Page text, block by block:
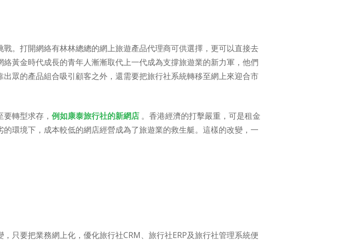
。打開網絡有林林總總的網上旅遊產品代理商可供選擇，更可以直接去
黃金時代成長的青年人漸漸取代上一代成為支撐旅遊業的新力軍，他們
眾的產品組合吸引顧客之外，還需要把旅行社系統轉移至網上來迎合市
轉型求存， 例如康泰旅行社的新網店 。香港經濟的打擊嚴重，可是租金
的環境下，成本較低的網店經營成為了旅遊業的救生艇。這樣的改變，一
只要把業務網上化，優化旅行社CRM、旅行社ERP及旅行社管理系統便